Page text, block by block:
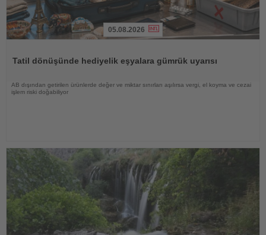
05.08.2026
Tatil dönüşünde hediyelik eşyalara gümrük uyarısı
AB dışından getirilen ürünlerde değer ve miktar sınırları aşılırsa vergi, el koyma ve cezai
işlem riski doğabiliyor